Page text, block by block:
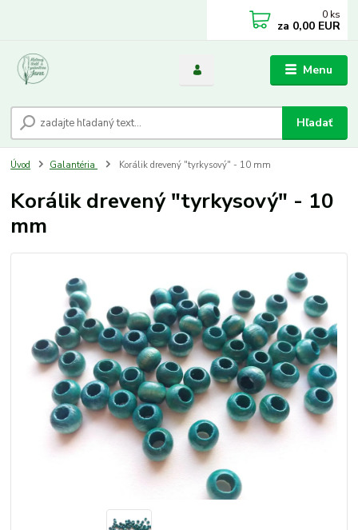
Menu
Hľadať
0 ks
za 0,00 EUR
Úvod Galantéria Korálik drevený "tyrkysový" - 10 mm
Korálik drevený "tyrkysový" - 10
mm